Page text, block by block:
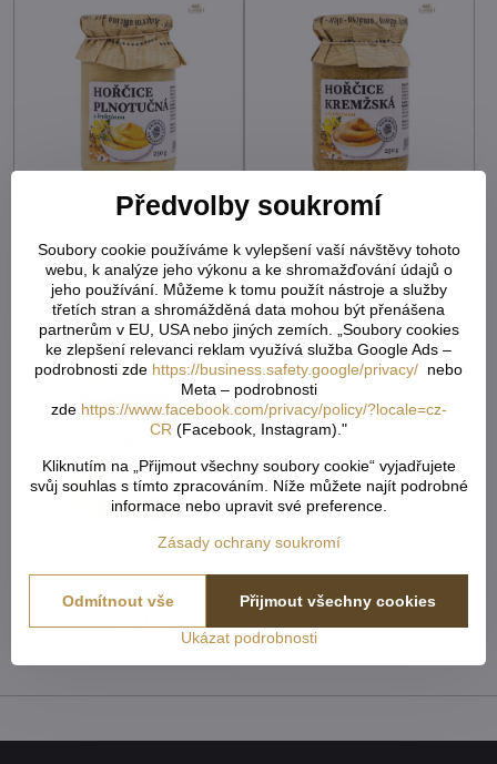
Hořčice plnotučná s frukt.
Skladem - externí sklad
62,58 Kč
55,88 Kč bez DPH
Hořčice kremžská s frukt.
Skladem - externí sklad
67,40 Kč
60,18 Kč bez DPH
Hořčice celozrnná s vínem
250g Klášterní 2646
Skladem - externí sklad
bez DPH
Předvolby soukromí
Soubory cookie používáme k vylepšení vaší návštěvy tohoto
webu, k analýze jeho výkonu a ke shromažďování údajů o
jeho používání. Můžeme k tomu použít nástroje a služby
třetích stran a shromážděná data mohou být přenášena
partnerům v EU, USA nebo jiných zemích. „Soubory cookies
ke zlepšení relevanci reklam využívá služba Google Ads –
podrobnosti zde https://business.safety.google/privacy/ nebo
Meta – podrobnosti
zde https://www.facebook.com/privacy/policy/?locale=cz-
CR (Facebook, Instagram)."
Kliknutím na „Přijmout všechny soubory cookie“ vyjadřujete
svůj souhlas s tímto zpracováním. Níže můžete najít podrobné
informace nebo upravit své preference.
Zásady ochrany soukromí
Ukázat podrobnosti
Přijmout všechny cookies
Odmítnout vše